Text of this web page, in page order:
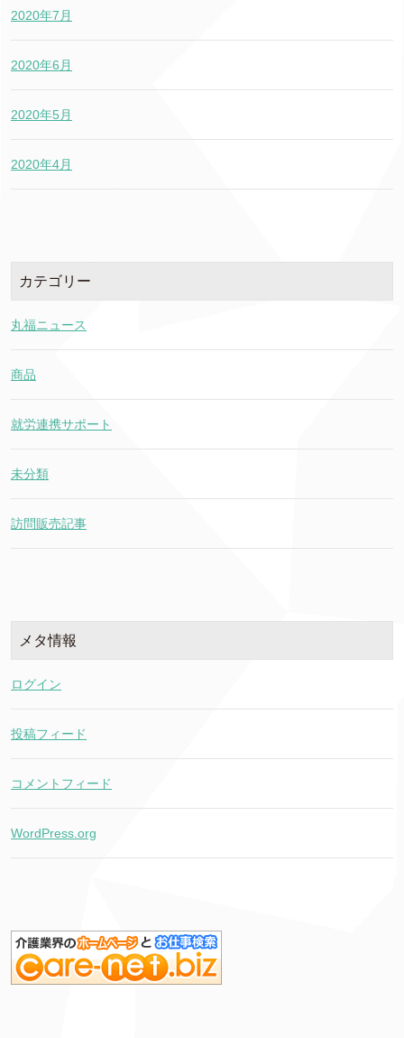
2020年7月
2020年6月
2020年5月
2020年4月
カテゴリー
丸福ニュース
商品
就労連携サポート
未分類
訪問販売記事
メタ情報
ログイン
投稿フィード
コメントフィード
WordPress.org